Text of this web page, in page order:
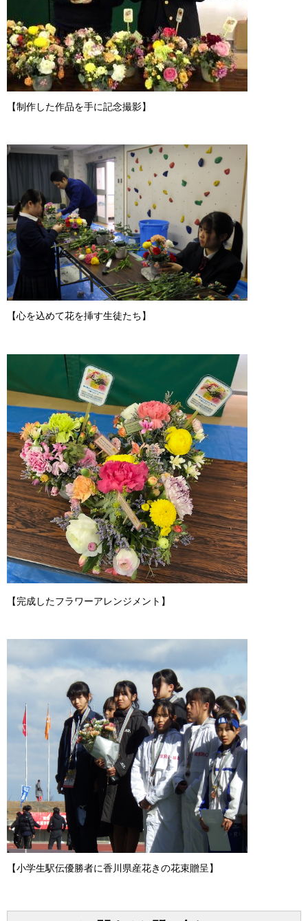
【制作した作品を手に記念撮影】
【心を込めて花を挿す生徒たち】
【完成したフラワーアレンジメント】
【小学生駅伝優勝者に香川県産花きの花束贈呈】